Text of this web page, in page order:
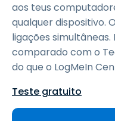
aos teus
qualquer dispositivo.
ligações simultâneas.
comparado com o
do que o LogMeIn
Teste gratuito